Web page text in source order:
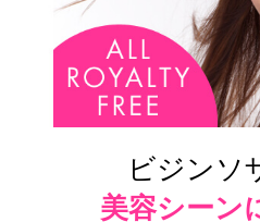
ビジンソ
美容シーン